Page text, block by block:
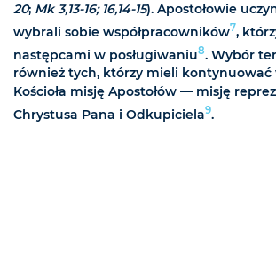
20; Mk 3,13-16; 16,14-15). Apostołowie
wybrali sobie współpracowników7,
następcami w posługiwaniu8. Wybór
również tych, którzy mieli kontynuować
Kościoła misję Apostołów — misję
Chrystusa Pana i Odkupiciela9.